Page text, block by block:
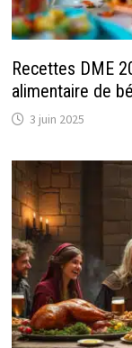
Recettes DME
alimentaire de
3 juin 2025